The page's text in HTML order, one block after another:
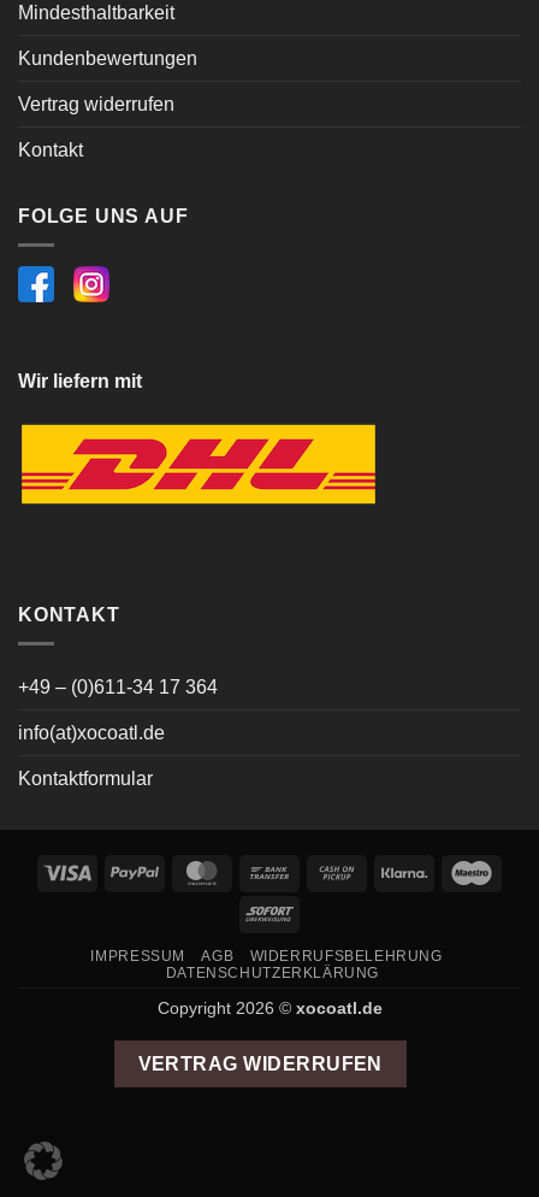
Mindesthaltbarkeit
Kundenbewertungen
Vertrag widerrufen
Kontakt
FOLGE UNS AUF
Wir liefern mit
KONTAKT
+49 – (0)611-34 17 364
info(at)xocoatl.de
Kontaktformular
Visa PayPal MasterCardBank
Cash
Klarna
Sofort
IMPRESSUM AGB
WIDERRUFSBELEHRUNG
DATENSCHUTZERKLÄRUNG
Copyright 2026 © xocoatl.de
VERTRAG WIDERRUFEN